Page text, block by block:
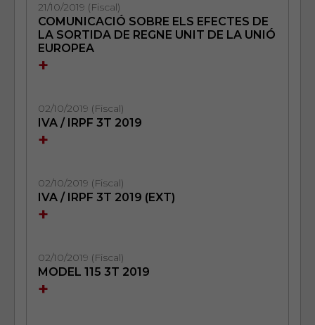
21/10/2019 (Fiscal)
COMUNICACIÓ SOBRE ELS EFECTES DE
LA SORTIDA DE REGNE UNIT DE LA UNIÓ
EUROPEA
+
02/10/2019 (Fiscal)
IVA / IRPF 3T 2019
+
02/10/2019 (Fiscal)
IVA / IRPF 3T 2019 (EXT)
+
02/10/2019 (Fiscal)
MODEL 115 3T 2019
+